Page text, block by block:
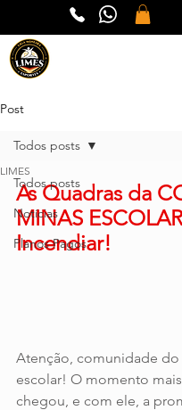
Post
Todos posts
Notícias
Planos Pagos
Todos posts
LIMES
As Quadras da
MINAS
Incendiar!
Atenção, comunidade do
escolar! O momento
chegou, e com ele, a